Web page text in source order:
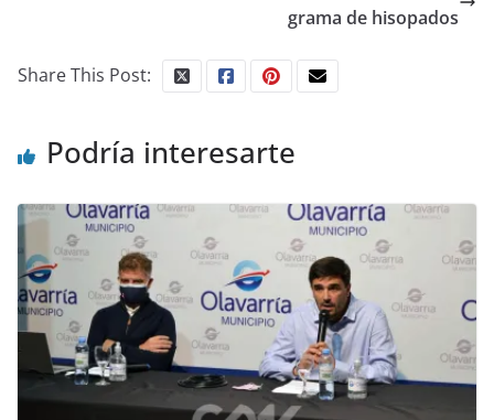
grama de hisopados
Share This Post:
Podría interesarte